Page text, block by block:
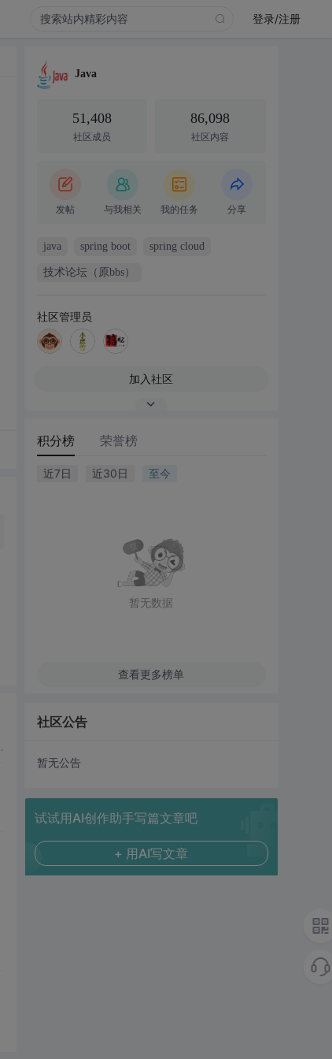
登录/注册
Java
51,408
社区成员
86,098
社区内容
发帖 与我相关 我的任务 分享
java spring boot spring cloud
技术论坛（原bbs）
社区管理员
加入社区
积分榜 荣誉榜
近7日 近30日 至今
暂无数据
查看更多榜单
社区公告
暂无公告
试试用AI创作助手写篇文章吧
+ 用AI写文章